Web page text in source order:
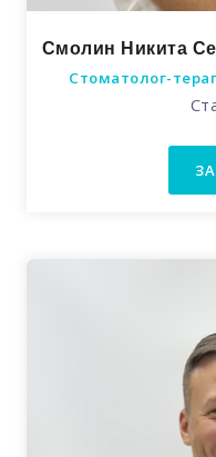
Смолин Никита
Стоматолог-